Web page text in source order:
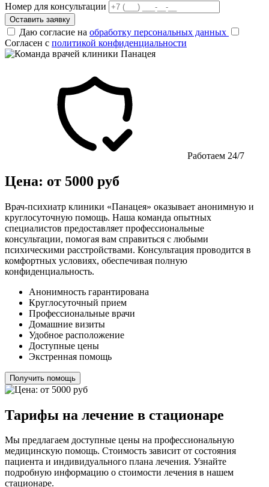
Номер для консультации
Оставить заявку
Даю согласие на обработку персональных данных
Согласен с политикой конфиденциальности
Работаем 24/7
Цена: от 5000 руб
Врач-психиатр клиники «Панацея» оказывает анонимную и
круглосуточную помощь. Наша команда опытных
специалистов предоставляет профессиональные
консультации, помогая вам справиться с любыми
психическими расстройствами. Консультация проводится в
комфортных условиях, обеспечивая полную
конфиденциальность.
Анонимность гарантирована
Круглосуточный прием
Профессиональные врачи
Домашние визиты
Удобное расположение
Доступные цены
Экстренная помощь
Получить помощь
Тарифы на лечение в стационаре
Мы предлагаем доступные цены на профессиональную
медицинскую помощь. Стоимость зависит от состояния
пациента и индивидуального плана лечения. Узнайте
подробную информацию о стоимости лечения в нашем
стационаре.